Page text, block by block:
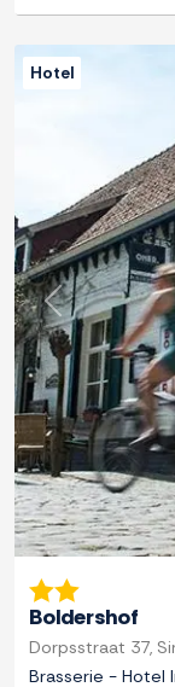
Previous
Hotel
Boldershof
Dorpsstraat 37,
Brasserie - Hotel